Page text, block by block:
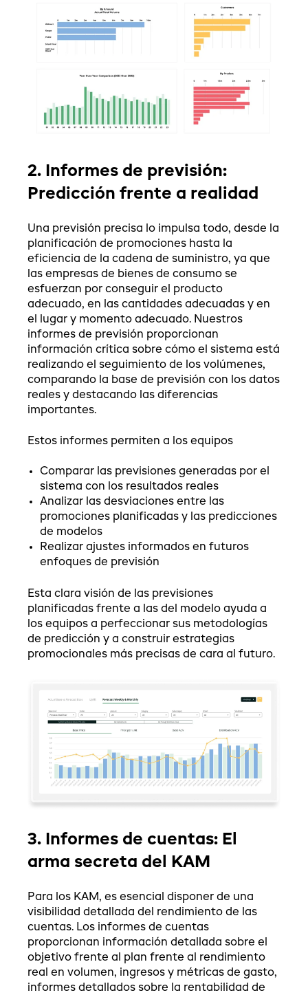
2. Informes de previsión:
Predicción frente a realidad
Una previsión precisa lo impulsa todo, desde la
planificación de promociones hasta la
eficiencia de la cadena de suministro, ya que
las empresas de bienes de consumo se
esfuerzan por conseguir el producto
adecuado, en las cantidades adecuadas y en
el lugar y momento adecuado. Nuestros
informes de previsión proporcionan
información crítica sobre cómo el sistema está
realizando el seguimiento de los volúmenes,
comparando la base de previsión con los datos
reales y destacando las diferencias
importantes.
Estos informes permiten a los equipos
Comparar las previsiones generadas por el
sistema con los resultados reales
Analizar las desviaciones entre las
promociones planificadas y las predicciones
de modelos
Realizar ajustes informados en futuros
enfoques de previsión
Esta clara visión de las previsiones
planificadas frente a las del modelo ayuda a
los equipos a perfeccionar sus metodologías
de predicción y a construir estrategias
promocionales más precisas de cara al futuro.
3. Informes de cuentas: El
arma secreta del KAM
Para los KAM, es esencial disponer de una
visibilidad detallada del rendimiento de las
cuentas. Los informes de cuentas
proporcionan información detallada sobre el
objetivo frente al plan frente al rendimiento
real en volumen, ingresos y métricas de gasto,
informes detallados sobre la rentabilidad de